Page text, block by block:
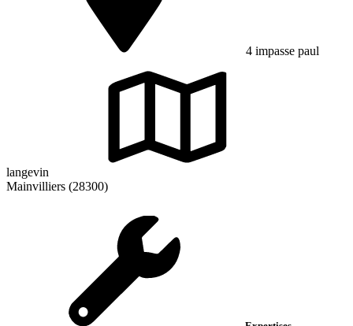
4 impasse paul
langevin
Mainvilliers (28300)